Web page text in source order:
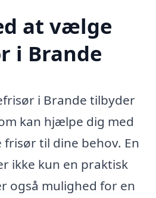
at vælge
i Brande
i Brande tilbyder
kan hjælpe dig med
til dine behov. En
ikke kun en praktisk
også mulighed for en